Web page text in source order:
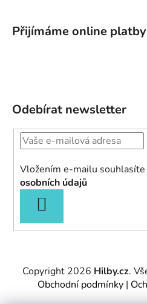
Přijímáme online platby
Odebírat newsletter
Vložením e-mailu souhlasíte
osobních údajů
SE
Copyright 2026 Hilby.cz.
Obchodní podmínky |